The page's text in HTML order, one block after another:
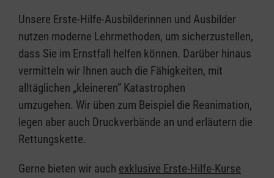
Unsere Erste-Hilfe-Ausbilderinnen und Ausbilder
nutzen moderne Lehrmethoden, um sicherzustellen,
dass Sie im Ernstfall helfen können. Darüber hinaus
vermitteln wir Ihnen auch die Fähigkeiten, mit
alltäglichen „kleineren” Katastrophen
umzugehen. Wir üben zum Beispiel die Reanimation,
legen aber auch Druckverbände an und erläutern die
Rettungskette.
Gerne bieten wir auch exklusive Erste-Hilfe-Kurse